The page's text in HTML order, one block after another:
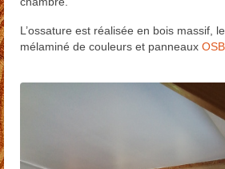
L’ossature est réalisée en bois massif,
mélaminé de couleurs et panneaux OSB